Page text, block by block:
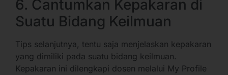
6. Cantumkan Kepakaran di
Suatu Bidang Keilmuan
Tips selanjutnya, tentu saja menjelaskan kepakaran
yang dimiliki pada suatu bidang keilmuan.
Kepakaran ini dilengkapi dosen melalui My Profile